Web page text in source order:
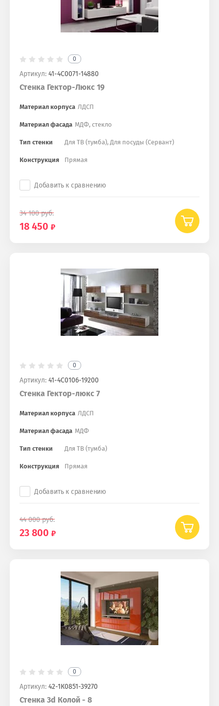
0
Артикул: 41-4С0071-14880
Стенка Гектор-Люкс 19
Материал корпуса ЛДСП
Материал фасада МДФ, стекло
Тип стенки Для ТВ (тумба), Для посуды (Сервант)
Конструкция Прямая
Добавить к сравнению
34 100руб.
18 450
0
Артикул: 41-4С0106-19200
Стенка Гектор-люкс 7
Материал корпуса ЛДСП
Материал фасада МДФ
Тип стенки Для ТВ (тумба)
Конструкция Прямая
Добавить к сравнению
44 000руб.
23 800
0
Артикул: 42-1К0851-39270
Стенка 3d Колой - 8